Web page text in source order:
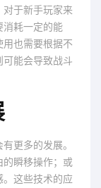
于新手玩家来
消耗一定的能
也需要根据不
能会导致战斗
更多的发展。
瞬移操作；或
这些技术的应